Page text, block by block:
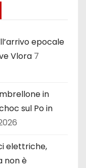
epocale
Vlora 7
in
sul Po in
elettriche,
non è